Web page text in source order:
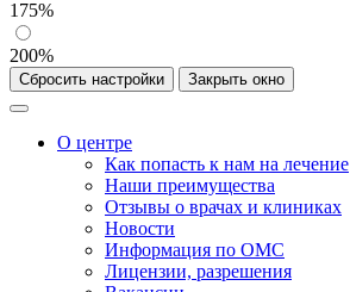
175%
200%
Сбросить настройки Закрыть окно
О центре
Как попасть к нам на лечение
Наши преимущества
Отзывы о врачах и клиниках
Новости
Информация по ОМС
Лицензии, разрешения